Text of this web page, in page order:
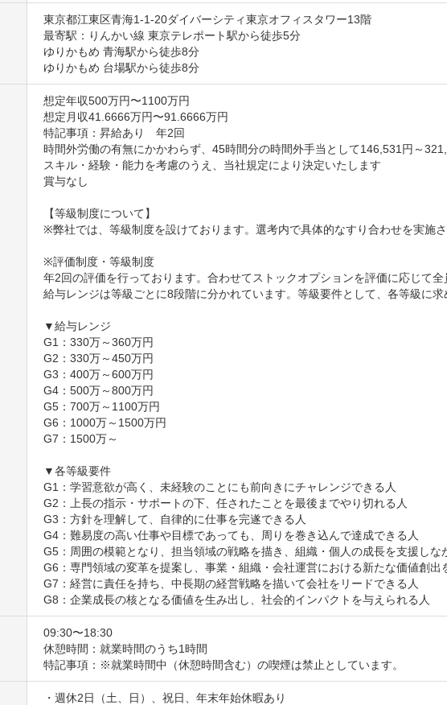
東京都江東区青海1-1-20ダイバーシティ東京オフィスタワー13階
最寄駅：りんかい線 東京テレポート駅から徒歩5分
ゆりかもめ 青海駅から徒歩8分
ゆりかもめ 台場駅から徒歩8分
想定年収500万円〜1100万円
想定月収41.6666万円〜91.6666万円
特記事項：昇給あり　年2回
時間外労働の有無にかかわらず、45時間分の時間外手当として146,531円～
スキル・経験・能力を考慮のうえ、当社規定により決定いたします
賞与なし
【等級制度について】
※弊社では、等級制度を設けております。選考内で具体的なすり合わせを実施
※評価制度・等級制度
年2回の評価を行っております。合わせてストックオプションを評価に応じて
給与レンジは等級ごとに8段階に分かれています。等級要件として、各等級に
▼給与レンジ
G1：330万～360万円
G2：330万～450万円
G3：400万～600万円
G4：500万～800万円
G5：700万～1100万円
G6：1000万～1500万円
G7：1500万～
▼各等級要件
G1：学習意欲が高く、未経験のことにも前向きにチャレンジできる人
G2：上長の指示・サポートの下、任されたことを最後までやり切れる人
G3：方針を理解して、自律的に仕事を完遂できる人
G4：難易度の高い仕事や目標であっても、周りを巻き込んで達成できる人
G5：周囲の模範となり、担当領域の戦略を描き、組織・個人の成長を支援しな
G6：専門領域の変革を提案し、事業・組織・会社運営における新たな価値創出
G7：経営に責任を持ち、中長期の経営戦略を描いて会社をリードできる人
G8：企業成長の核となる価値を生み出し、社会的インパクトを与えられる人
09:30〜18:30
休憩時間：就業時間のうち1時間
特記事項：※就業時間中（休憩時間含む）の喫煙は禁止としています。
・週休2日（土、日）、祝日、年末年始休暇あり